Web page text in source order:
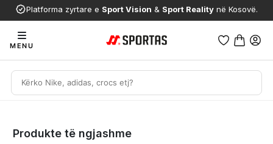
Platforma zyrtare e Sport Vision & Sport Reality në Kosovë.
MENU
Produkte të ngjashme